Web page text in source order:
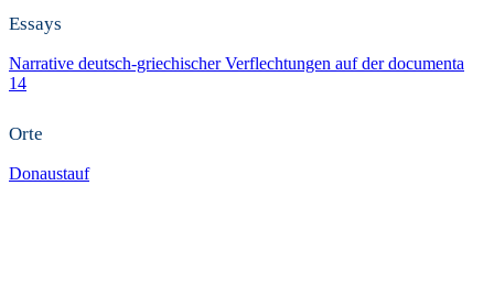
Essays
Narrative deutsch-griechischer Verflechtungen auf der documenta
14
Orte
Donaustauf